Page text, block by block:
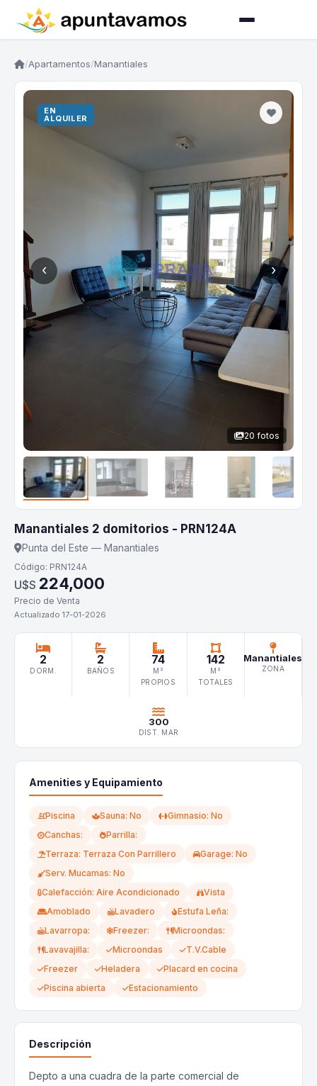
/Apartamentos/Manantiales
‹ ›
EN
VENTA
EN
ALQUILER
20 fotos
Manantiales 2 domitorios - PRN124A
Punta del Este — Manantiales
Código: PRN124A
U$S 224,000
Precio de Venta
Actualizado 17-01-2026
2
DORM.
2
BAÑOS
74
M²
PROPIOS
142
M²
TOTALES
Manantiales
ZONA
300
DIST. MAR
Amenities y Equipamiento
Piscina Sauna: No
Gimnasio: No
Canchas:
Parrilla:
Terraza: Terraza Con Parrillero
Garage: No
Serv. Mucamas: No
Calefacción: Aire Acondicionado
Vista
Amoblado
Lavadero
Estufa Leña:
Lavarropa:
Freezer:
Microondas:
Lavavajilla:
Microondas
T.V.Cable
Freezer
Heladera
Placard en cocina
Piscina abierta
Estacionamiento
Descripción
Depto a una cuadra de la parte comercial de